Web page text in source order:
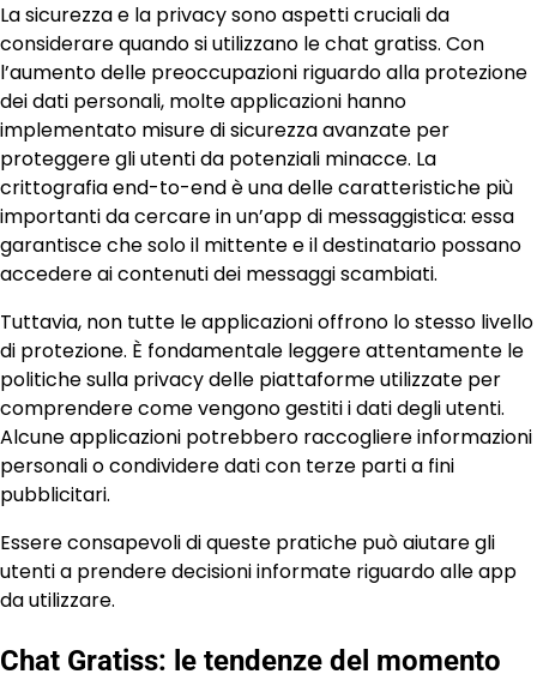
La sicurezza e la privacy sono aspetti cruciali da
considerare quando si utilizzano le chat gratiss. Con
l’aumento delle preoccupazioni riguardo alla protezione
dei dati personali, molte applicazioni hanno
implementato misure di sicurezza avanzate per
proteggere gli utenti da potenziali minacce. La
crittografia end-to-end è una delle caratteristiche più
importanti da cercare in un’app di messaggistica: essa
garantisce che solo il mittente e il destinatario possano
accedere ai contenuti dei messaggi scambiati.
Tuttavia, non tutte le applicazioni offrono lo stesso livello
di protezione. È fondamentale leggere attentamente le
politiche sulla privacy delle piattaforme utilizzate per
comprendere come vengono gestiti i dati degli utenti.
Alcune applicazioni potrebbero raccogliere informazioni
personali o condividere dati con terze parti a fini
pubblicitari.
Essere consapevoli di queste pratiche può aiutare gli
utenti a prendere decisioni informate riguardo alle app
da utilizzare.
Chat Gratiss: le tendenze del momento